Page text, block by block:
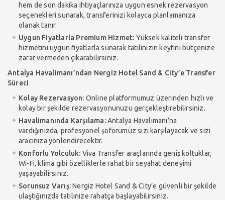
hem de son dakika ihtiyaçlarınıza uygun esnek rezervasyon
seçenekleri sunarak, transferinizi kolayca planlamanıza
olanak tanır.
Uygun Fiyatlarla Premium Hizmet: Yüksek kaliteli transfer
hizmetini uygun fiyatlarla sunarak tatilinizin keyfini bütçenize
zarar vermeden çıkarabilirsiniz.
Antalya Havalimanı’ndan Nergiz Hotel Sand & City’e Transfer
Süreci
Kolay Rezervasyon: Online platformumuz üzerinden hızlı ve
kolay bir şekilde rezervasyonunuzu gerçekleştirebilirsiniz.
Havalimanında Karşılama:Antalya Havalimanı’na
vardığınızda, profesyonel şoförümüz sizi karşılayacak ve sizi
aracınıza yönlendirecektir.
Konforlu Yolculuk: Viva Transfer araçlarında geniş koltuklar,
Wi-Fi, klima gibi özelliklerle rahat bir seyahat deneyimi
yaşayabilirsiniz.
Sorunsuz Varış:Nergiz Hotel Sand & City’e güvenli bir şekilde
ulaştığınızda tatilinize rahatça başlayabilirsiniz.